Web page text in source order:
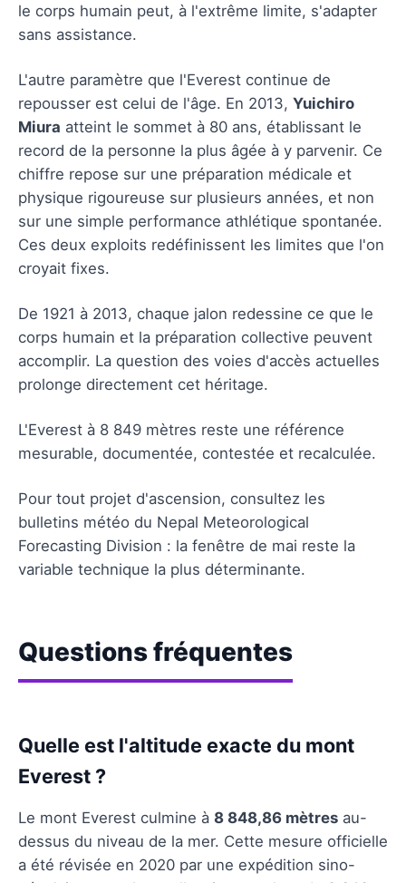
le corps humain peut, à l'extrême limite, s'adapter
sans assistance.
L'autre paramètre que l'Everest continue de
repousser est celui de l'âge. En 2013, Yuichiro
Miura atteint le sommet à 80 ans, établissant le
record de la personne la plus âgée à y parvenir. Ce
chiffre repose sur une préparation médicale et
physique rigoureuse sur plusieurs années, et non
sur une simple performance athlétique spontanée.
Ces deux exploits redéfinissent les limites que l'on
croyait fixes.
De 1921 à 2013, chaque jalon redessine ce que le
corps humain et la préparation collective peuvent
accomplir. La question des voies d'accès actuelles
prolonge directement cet héritage.
L'Everest à 8 849 mètres reste une référence
mesurable, documentée, contestée et recalculée.
Pour tout projet d'ascension, consultez les
bulletins météo du Nepal Meteorological
Forecasting Division : la fenêtre de mai reste la
variable technique la plus déterminante.
Questions fréquentes
Quelle est l'altitude exacte du mont
Everest ?
Le mont Everest culmine à 8 848,86 mètres au-
dessus du niveau de la mer. Cette mesure officielle
a été révisée en 2020 par une expédition sino-